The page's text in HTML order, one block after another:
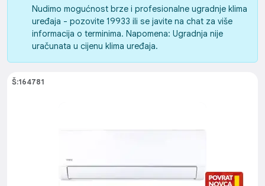
Nudimo mogućnost brze i profesionalne ugradnje klima
uređaja - pozovite 19933 ili se javite na chat za više
informacija o terminima. Napomena: Ugradnja nije
uračunata u cijenu klima uređaja.
Š:164781